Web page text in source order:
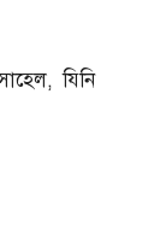
যিনি